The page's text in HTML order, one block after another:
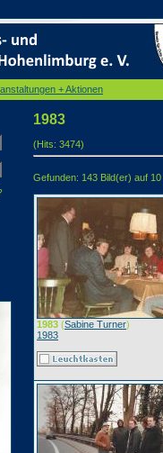
+ Aktionen
1983
(Hits: 3474)
Gefunden: 143 Bild(er) auf
1983 (Sabine Turner)
1983